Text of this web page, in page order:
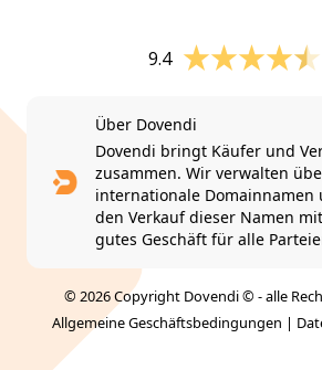
9.4
Über Dovendi
Dovendi bringt Käufer und
zusammen. Wir verwalten
internationale Domainnamen
den Verkauf dieser Namen
gutes Geschäft für alle
© 2026 Copyright Dovendi © - alle
Allgemeine Geschäftsbedingungen |